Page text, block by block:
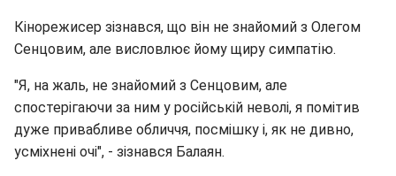
Кінорежисер зізнався, що він не знайомий з Олегом
Сенцовим, але висловлює йому щиру симпатію.
"Я, на жаль, не знайомий з Сенцовим, але
спостерігаючи за ним у російській неволі, я помітив
дуже привабливе обличчя, посмішку і, як не дивно,
усміхнені очі", - зізнався Балаян.